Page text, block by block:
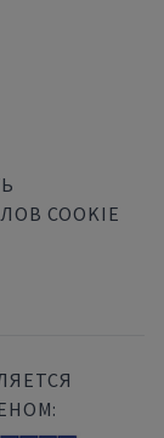
COOKIE